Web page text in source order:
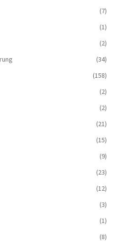
(7)
(1)
(2)
(34)
(158)
(2)
(2)
(21)
(15)
(9)
(23)
(12)
(3)
(1)
(8)